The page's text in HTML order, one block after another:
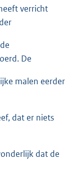
verricht
De
malen eerder
dat er niets
dat de